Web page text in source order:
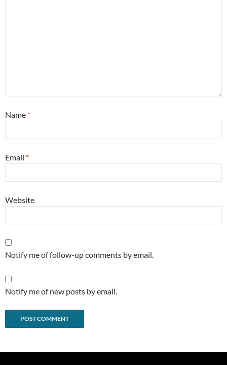
Name *
Email *
Website
Notify me of follow-up comments by email.
Notify me of new posts by email.